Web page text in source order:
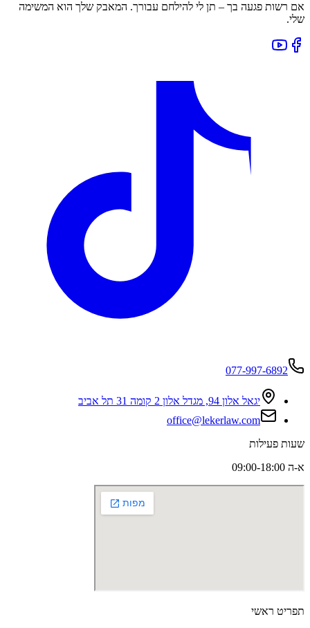
אם רשות פגעה בך – תן לי להילחם עבורך. המאבק שלך הוא המשימה
שלי.
077-997-6892
יגאל אלון 94, מגדל אלון 2 קומה 31 תל אביב
office@lekerlaw.com
שעות פעילות
א-ה 09:00-18:00
תפריט ראשי